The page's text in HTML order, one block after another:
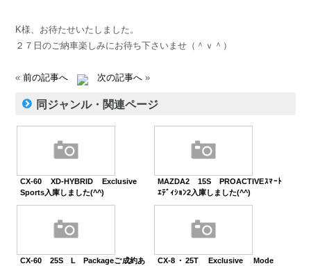
K様、お待たせいたしました。
２７日のご納車楽しみにお待ち下さいませ（＾ｖ＾）
«前の記事へ 次の記事へ »
同ジャンル・関連ページ
CX-60 XD-HYBRID Exclusive
Sports入庫しました(^^)
MAZDA2 15S PROACTIVEｽﾏｰﾄ
ｴﾃﾞｨｼｮﾝ2入庫しました(^^)
CX-60 25S L Packageご成約あ
CX-8・25T Exclusive Mode